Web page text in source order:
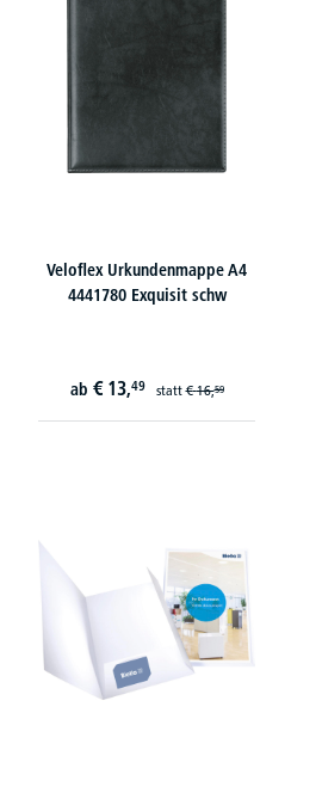
Veloflex Urkundenmappe A4
4441780 Exquisit schw
ab € 13,49 statt€ 16,59